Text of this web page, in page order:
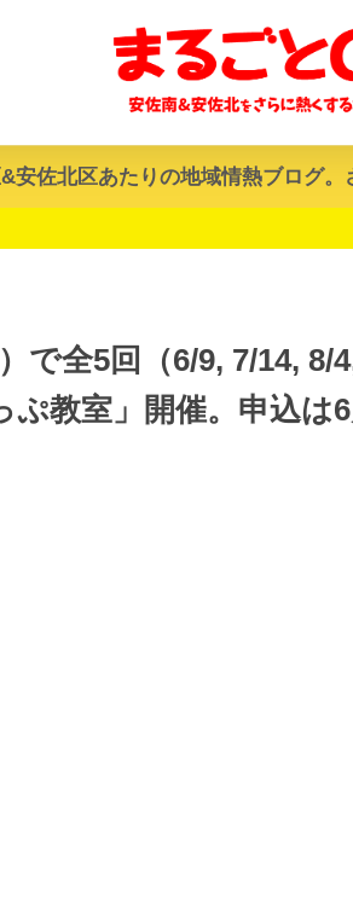
安佐北区あたりの地域情熱ブログ。
で全5回（6/9, 7/14, 8/
教室」開催。申込は6